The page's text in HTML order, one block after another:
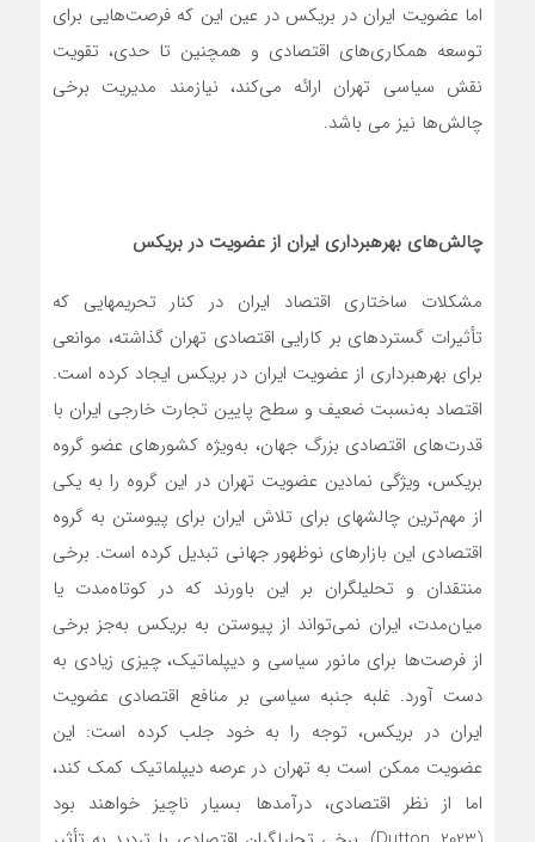
اما عضویت ایران در بریکس در عین این که فرصت‌هایی برای
توسعه همکاری‌های اقتصادی و همچنین تا حدی، تقویت
نقش سیاسی تهران ارائه می‌کند، نیازمند مدیریت برخی
چالش‌ها نیز می باشد.
چالش‌های بهرهبرداری ایران از عضویت در بریکس
مشکلات ساختاری اقتصاد ایران در کنار تحریم‎هایی که
تأثیرات گسترده‎ای بر کارایی اقتصادی تهران گذاشته، موانعی
برای بهره‎برداری از عضویت ایران در بریکس ایجاد کرده است.
اقتصاد به‌نسبت ضعیف و سطح پایین تجارت خارجی ایران با
قدرت‌های اقتصادی بزرگ جهان، به‌ویژه کشورهای عضو گروه
بریکس، ویژگی نمادین عضویت تهران در این گروه را به یکی
از مهم‌ترین چالش‎های برای تلاش ایران برای پیوستن به گروه
اقتصادی این بازارهای نوظهور جهانی تبدیل کرده است. برخی
منتقدان و تحلیلگران بر این باورند که در کوتاه‌مدت یا
میان‌مدت، ایران نمی‌تواند از پیوستن به بریکس به‌جز برخی
از فرصت‌ها برای مانور سیاسی و دیپلماتیک، چیزی زیادی به
دست آورد. غلبه جنبه سیاسی بر منافع اقتصادی عضویت
ایران در بریکس، توجه را به خود جلب کرده است: این
عضویت ممکن است به تهران در عرصه دیپلماتیک کمک کند،
اما از نظر اقتصادی، درآمدها بسیار ناچیز خواهند بود